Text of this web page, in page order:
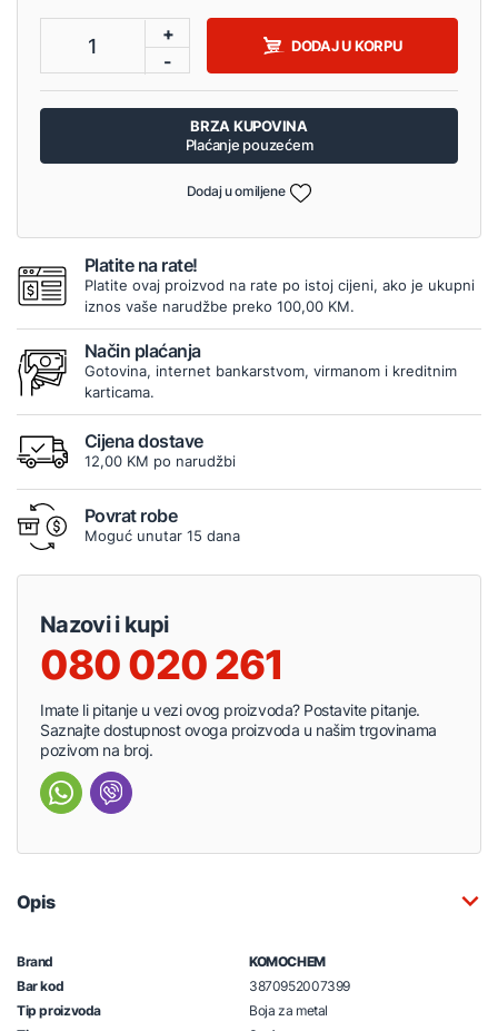
1
+
-
DODAJ U KORPU
BRZA KUPOVINA
Plaćanje pouzećem
Dodaj u omiljene
Platite na rate!
Platite ovaj proizvod na rate po istoj cijeni, ako je ukupni
iznos vaše narudžbe preko 100,00 KM.
Način plaćanja
Gotovina, internet bankarstvom, virmanom i kreditnim
karticama.
Cijena dostave
12,00 KM po narudžbi
Povrat robe
Moguć unutar 15 dana
Nazovi i kupi
080 020 261
Imate li pitanje u vezi ovog proizvoda? Postavite pitanje.
Saznajte dostupnost ovoga proizvoda u našim trgovinama
pozivom na broj.
Opis
Brand
KOMOCHEM
Bar kod
3870952007399
Tip proizvoda
Boja za metal